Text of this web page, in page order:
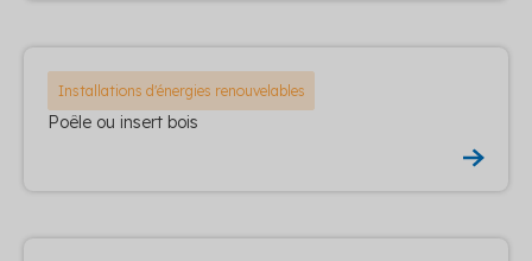
Installations d'énergies renouvelables
Poêle ou insert bois